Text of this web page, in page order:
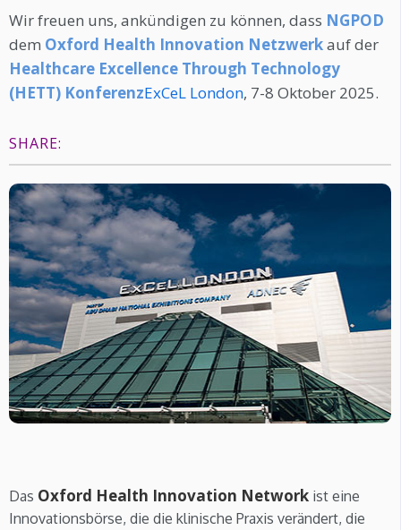
Wir freuen uns, ankündigen zu können, dass NGPOD
dem Oxford Health Innovation Netzwerkauf der
Healthcare Excellence Through Technology
(HETT) KonferenzExCeL London, 7-8 Oktober 2025.
SHARE:
Das Oxford Health Innovation Network ist eine
Innovationsbörse, die die klinische Praxis verändert, die